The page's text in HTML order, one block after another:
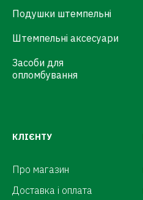
Подушки штемпельні
Штемпельні аксесуари
Засоби для
опломбування
КЛІЄНТУ
Про магазин
Доставка і оплата